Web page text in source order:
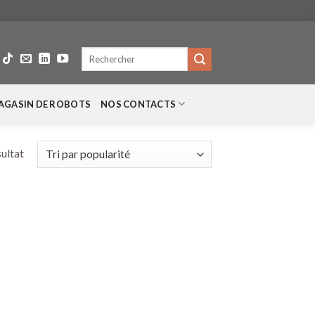
Recherche
DE ROBOTS NOS CONTACTS